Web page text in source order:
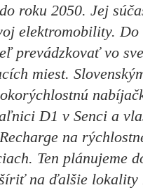
roku 2050. Jej
elektromobility. Do
prevádzkovať vo
miest.
D1 v Senci a
na
Ten plánujeme
na ďalšie lokality